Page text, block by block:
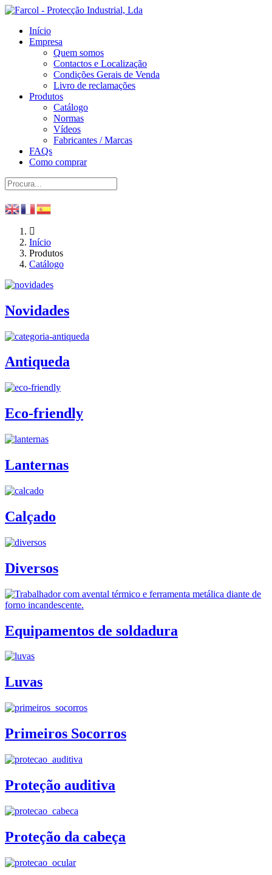
Início
Empresa
Quem somos
Contactos e Localização
Condições Gerais de Venda
Livro de reclamações
Produtos
Catálogo
Normas
Vídeos
Fabricantes / Marcas
FAQs
Como comprar
Início
Produtos
Catálogo
Novidades
Antiqueda
Eco-friendly
Lanternas
Calçado
Diversos
Equipamentos de soldadura
Luvas
Primeiros Socorros
Proteção auditiva
Proteção da cabeça